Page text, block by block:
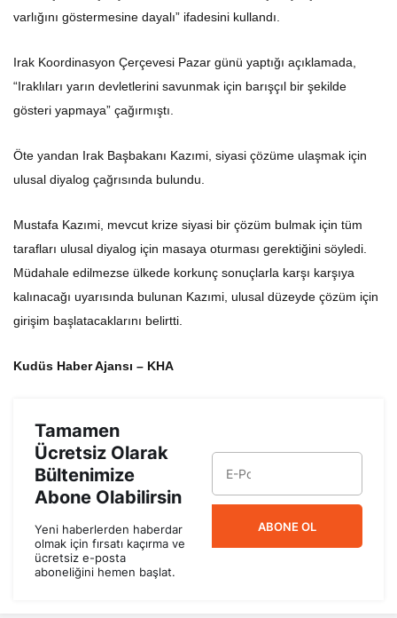
varlığını göstermesine dayalı” ifadesini kullandı.
Irak Koordinasyon Çerçevesi Pazar günü yaptığı açıklamada,
“Iraklıları yarın devletlerini savunmak için barışçıl bir şekilde
gösteri yapmaya” çağırmıştı.
Öte yandan Irak Başbakanı Kazımi, siyasi çözüme ulaşmak için
ulusal diyalog çağrısında bulundu.
Mustafa Kazımi, mevcut krize siyasi bir çözüm bulmak için tüm
tarafları ulusal diyalog için masaya oturması gerektiğini söyledi.
Müdahale edilmezse ülkede korkunç sonuçlarla karşı karşıya
kalınacağı uyarısında bulunan Kazımi, ulusal düzeyde çözüm için
girişim başlatacaklarını belirtti.
Kudüs Haber Ajansı – KHA
Tamamen
Ücretsiz Olarak
Bültenimize
Abone Olabilirsin
Yeni haberlerden haberdar
olmak için fırsatı kaçırma ve
ücretsiz e-posta
aboneliğini hemen başlat.
ABONE OL